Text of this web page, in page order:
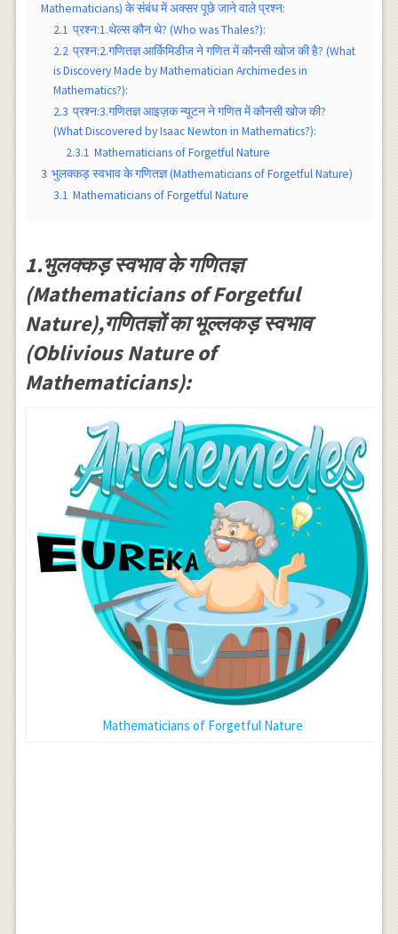
Mathematicians) के संबंध में अक्सर पूछे जाने वाले प्रश्न:
2.1 प्रश्न:1.थेल्स कौन थे? (Who was Thales?):
2.2 प्रश्न:2.गणितज्ञ आर्किमिडीज ने गणित में कौनसी खोज की है? (What
is Discovery Made by Mathematician Archimedes in
Mathematics?):
2.3 प्रश्न:3.गणितज्ञ आइज़क न्यूटन ने गणित में कौनसी खोज की?
(What Discovered by Isaac Newton in Mathematics?):
2.3.1 Mathematicians of Forgetful Nature
3 भुलक्कड़ स्वभाव के गणितज्ञ (Mathematicians of Forgetful Nature)
3.1 Mathematicians of Forgetful Nature
1.भुलक्कड़ स्वभाव के गणितज्ञ
(Mathematicians of Forgetful
Nature),गणितज्ञों का भूल्लकड़ स्वभाव
(Oblivious Nature of
Mathematicians):
Mathematicians of Forgetful Nature